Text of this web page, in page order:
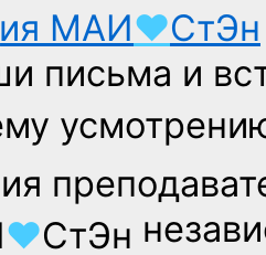
МАИ♥СтЭн
письма и
♥СтЭн